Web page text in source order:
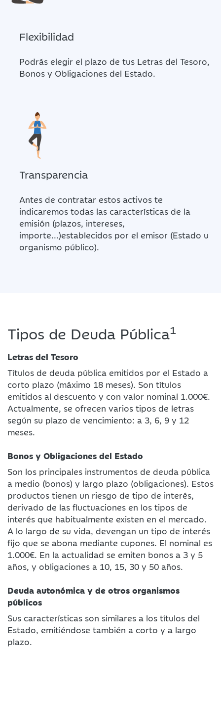
Flexibilidad
Podrás elegir el plazo de tus Letras del Tesoro,
Bonos y Obligaciones del Estado.
Transparencia
Antes de contratar estos activos te
indicaremos todas las características de la
emisión (plazos, intereses,
importe...)establecidos por el emisor (Estado u
organismo público).
Tipos de Deuda Pública1
Letras del Tesoro
Títulos de deuda pública emitidos por el Estado a
corto plazo (máximo 18 meses). Son títulos
emitidos al descuento y con valor nominal 1.000€.
Actualmente, se ofrecen varios tipos de letras
según su plazo de vencimiento: a 3, 6, 9 y 12
meses.
Bonos y Obligaciones del Estado
Son los principales instrumentos de deuda pública
a medio (bonos) y largo plazo (obligaciones). Estos
productos tienen un riesgo de tipo de interés,
derivado de las fluctuaciones en los tipos de
interés que habitualmente existen en el mercado.
A lo largo de su vida, devengan un tipo de interés
fijo que se abona mediante cupones. El nominal es
1.000€. En la actualidad se emiten bonos a 3 y 5
años, y obligaciones a 10, 15, 30 y 50 años.
Deuda autonómica y de otros organismos
públicos
Sus características son similares a los títulos del
Estado, emitiéndose también a corto y a largo
plazo.